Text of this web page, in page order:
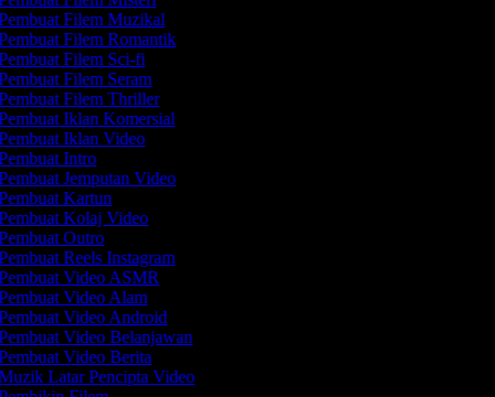
Filem Muzikal
Filem Romantik
Filem Sci-fi
Filem Seram
Filem Thriller
Iklan Komersial
Iklan Video
Intro
Jemputan Video
Kartun
Kolaj Video
Outro
Reels Instagram
Video ASMR
Video Alam
Video Android
Video Belanjawan
Video Berita
Latar Pencipta Video